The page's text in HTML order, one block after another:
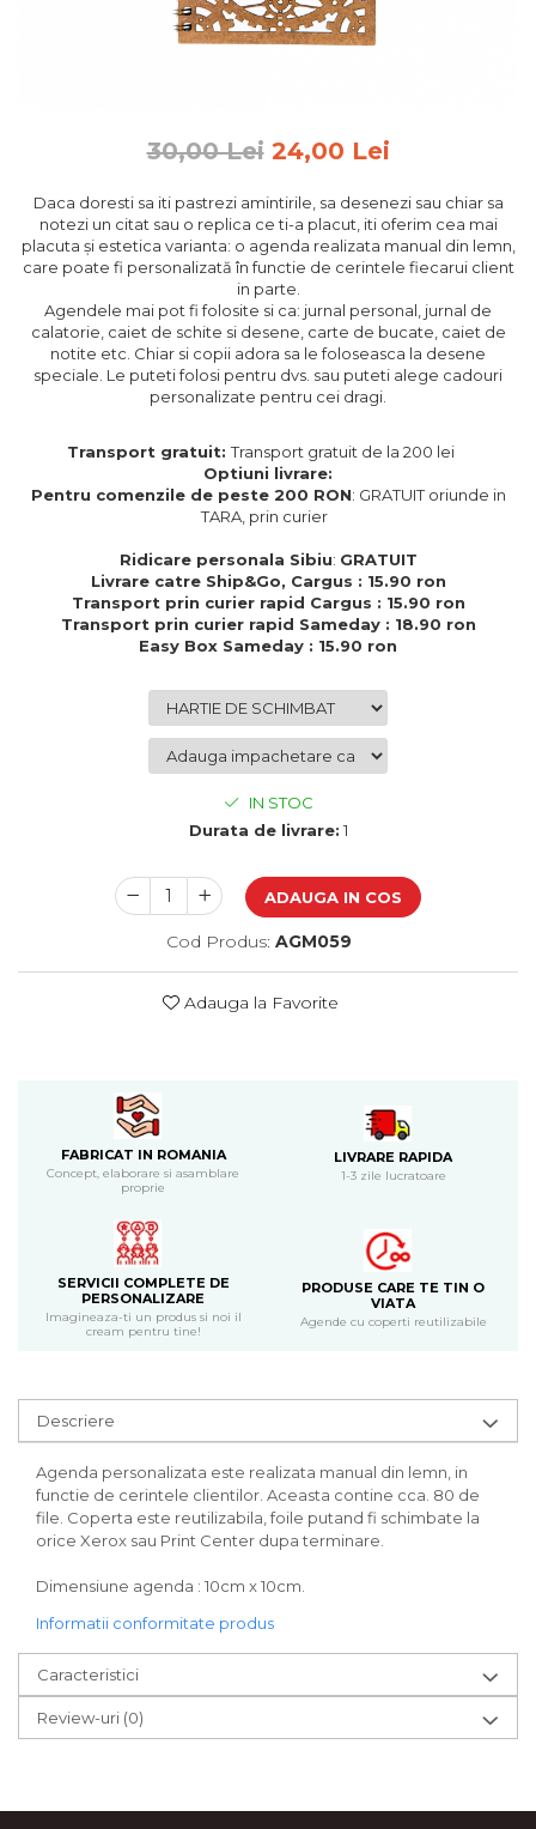
Felicitari din lemn
Felicitari pentru cei dragi
Felicitari cu model
Rame foto din lemn
Camion din lemn
Aromaterapie
Decoratiuni pentru casa
Genti si portofele barbati din
Cadouri de Paste
Produse personalizate pentru
nunti si botezuri
Cadouri personalizate pentru
Cadouri pentru profesori
Cadouri pentru parinti
Cadouri pentru iubita
Cadouri pentru mama
Cadouri pentru tata
Cadouri pentru cea mai buna
CERCEI ZAMAC
Ateliere - planse cu nisip colorat
30,00 Lei 24,00 Lei
Daca doresti sa iti pastrezi amintirile, sa desenezi sau chiar sa
notezi un citat sau o replica ce ti-a placut, iti oferim cea mai
placuta și estetica varianta: o agenda realizata manual din lemn,
care poate fi personalizată în functie de cerintele fiecarui client
in parte.
Agendele mai pot fi folosite si ca: jurnal personal, jurnal de
calatorie, caiet de schite si desene, carte de bucate, caiet de
notite etc. Chiar si copii adora sa le foloseasca la desene
speciale. Le puteti folosi pentru dvs. sau puteti alege cadouri
personalizate pentru cei dragi.
Transport gratuit:Transport gratuit de la 200 lei
Optiuni livrare:
Pentru comenzile de peste 200 RON: GRATUIT oriunde in
TARA, prin curier
Ridicare personala Sibiu: GRATUIT
Livrare catre Ship&Go, Cargus : 15.90 ron
Transport prin curier rapid Cargus : 15.90 ron
Transport prin curier rapid Sameday : 18.90 ron
Easy Box Sameday : 15.90 ron
IN STOC
Durata de livrare: 1
ADAUGA IN COS
Cod Produs: AGM059
Adauga la Favorite
FABRICAT IN ROMANIA
Concept, elaborare si asamblare
proprie
LIVRARE RAPIDA
1-3 zile lucratoare
SERVICII COMPLETE DE
PERSONALIZARE
Imagineaza-ti un produs si noi il
cream pentru tine!
PRODUSE CARE TE TIN O
VIATA
Agende cu coperti reutilizabile
Descriere
Agenda personalizata este realizata manual din lemn, in
functie de cerintele clientilor. Aceasta contine cca. 80 de
file. Coperta este reutilizabila, foile putand fi schimbate la
orice Xerox sau Print Center dupa terminare.
Dimensiune agenda : 10cm x 10cm.
Informatii conformitate produs
Caracteristici
Review-uri (0)